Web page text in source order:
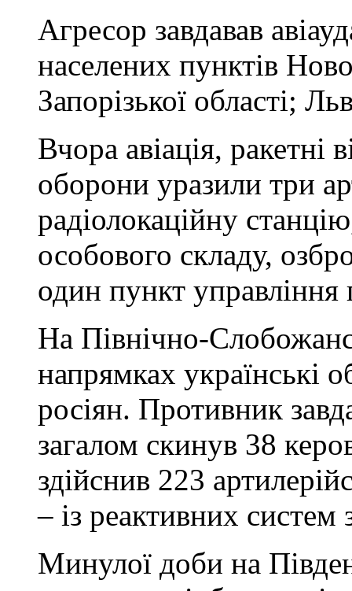
Агресор завдавав
населених пунктів
Запорізької області;
Вчора авіація, ракетні
оборони уразили три
радіолокаційну
особового складу,
один пункт управління
На Північно-
напрямках українські
росіян. Противник
загалом скинув 38
здійснив 223
– із реактивних
Минулої доби на